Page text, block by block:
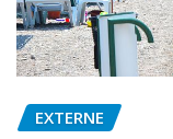
EXTERNE